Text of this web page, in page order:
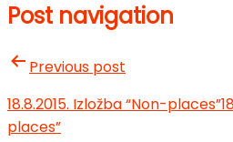
Post navigation
Previous post
18.8.2015. Izložba “Non-places”
places”